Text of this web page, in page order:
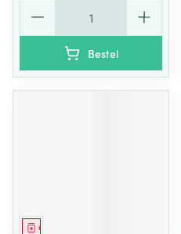
Bestel
Geneesmiddel